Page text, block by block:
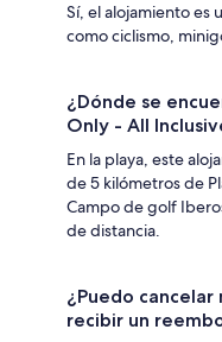
Sí, el alojamiento es
como ciclismo,
¿Dónde se
Only - All
En la playa, este
de 5 kilómetros de
Campo de golf
de distancia.
¿Puedo
recibir un